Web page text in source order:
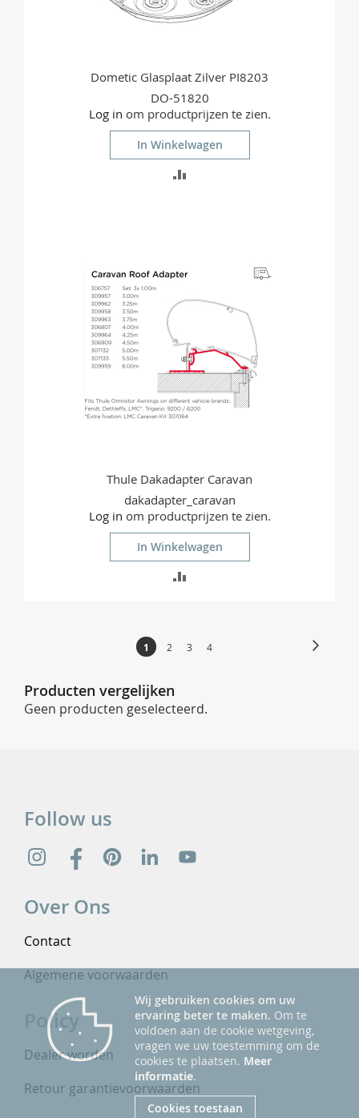
Wij gebruiken cookies om uw
ervaring beter te maken. Om te
voldoen aan de cookie wetgeving,
vragen we uw toestemming om de
cookies te plaatsen. Meer
informatie.
Cookies toestaan
Dometic Glasplaat Zilver PI8203
DO-51820
Log in om productprijzen te zien.
In Winkelwagen
Thule Dakadapter Caravan
dakadapter_caravan
Log in om productprijzen te zien.
In Winkelwagen
Pagina
U
lees
pagina
1 Pagina
2 Pagina
3 Pagina
4
Producten vergelijken
Geen producten geselecteerd.
Follow us
Over Ons
Contact
Algemene voorwaarden
Policy
Dealer worden
Retour garantievoorwaarden